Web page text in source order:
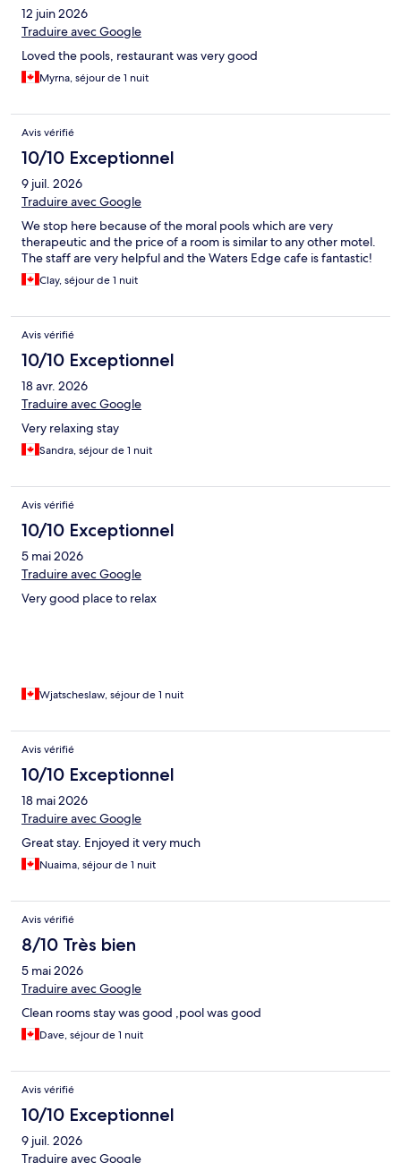
12 juin 2026
Traduire avec Google
Loved the pools, restaurant was very good
Myrna, séjour de 1 nuit
Avis vérifié
10/10 Exceptionnel
9 juil. 2026
Traduire avec Google
We stop here because of the moral pools which are very
therapeutic and the price of a room is similar to any other motel.
The staff are very helpful and the Waters Edge cafe is fantastic!
Clay, séjour de 1 nuit
Avis vérifié
10/10 Exceptionnel
18 avr. 2026
Traduire avec Google
Very relaxing stay
Sandra, séjour de 1 nuit
Avis vérifié
10/10 Exceptionnel
5 mai 2026
Traduire avec Google
Very good place to relax
Wjatscheslaw, séjour de 1 nuit
Avis vérifié
10/10 Exceptionnel
18 mai 2026
Traduire avec Google
Great stay. Enjoyed it very much
Nuaima, séjour de 1 nuit
Avis vérifié
8/10 Très bien
5 mai 2026
Traduire avec Google
Clean rooms stay was good ,pool was good
Dave, séjour de 1 nuit
Avis vérifié
10/10 Exceptionnel
9 juil. 2026
Traduire avec Google